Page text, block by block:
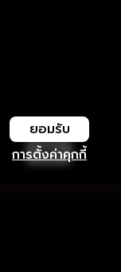
การตั้งค่าคุกกี้
ยอมรับ
เปิด